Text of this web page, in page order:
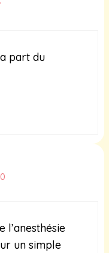
part du
l’anesthésie
un simple